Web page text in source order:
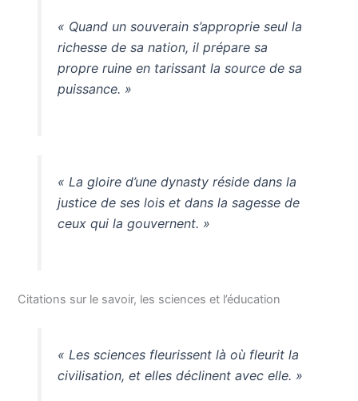
« Quand un souverain s’approprie seul la
richesse de sa nation, il prépare sa
propre ruine en tarissant la source de sa
puissance. »
« La gloire d’une dynasty réside dans la
justice de ses lois et dans la sagesse de
ceux qui la gouvernent. »
Citations sur le savoir, les sciences et l’éducation
« Les sciences fleurissent là où fleurit la
civilisation, et elles déclinent avec elle. »